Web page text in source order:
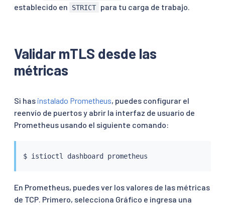
establecido en
STRICT para tu carga de trabajo.
Validar mTLS desde las
métricas
Si has instalado Prometheus, puedes configurar el
reenvío de puertos y abrir la interfaz de usuario de
Prometheus usando el siguiente comando:
$ istioctl
En Prometheus, puedes ver los valores de las métricas
de TCP. Primero, selecciona Gráfico e ingresa una